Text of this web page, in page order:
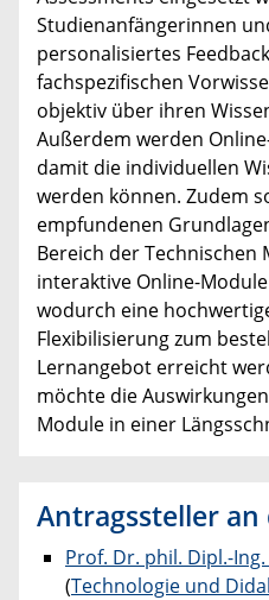
Studienanfängerinnen
personalisiertes
fachspezifischen
objektiv über ihren
Außerdem werden
damit die individuellen
werden können. Zudem
empfundenen
Bereich der Technischen
interaktive Online-
wodurch eine
Flexibilisierung zum
Lernangebot erreicht
möchte die
Module in einer
Antragssteller an
Prof. Dr. phil. Dipl.-
(Technologie und